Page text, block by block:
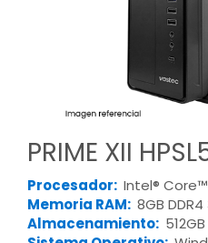
PRIME XII
Procesador: Intel®
Memoria RAM: 8GB
Almacenamiento: